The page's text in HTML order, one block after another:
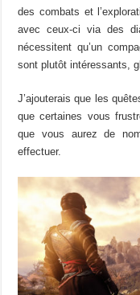
des combats et
avec ceux-ci via des
nécessitent qu’un
sont plutôt intéressants,
J’ajouterais que les
que certaines vous
que vous aurez de
effectuer.